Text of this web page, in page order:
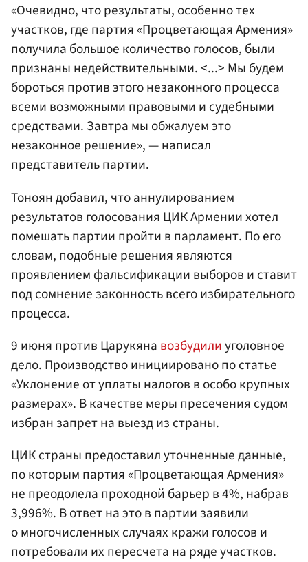
«Очевидно, что результаты, особенно тех
участков, где партия «Процветающая Армения»
получила большое количество голосов, были
признаны недействительными. <...> Мы будем
бороться против этого незаконного процесса
всеми возможными правовыми и судебными
средствами. Завтра мы обжалуем это
незаконное решение», — написал
представитель партии.
Тоноян добавил, что аннулированием
результатов голосования ЦИК Армении хотел
помешать партии пройти в парламент. По его
словам, подобные решения являются
проявлением фальсификации выборов и ставит
под сомнение законность всего избирательного
процесса.
9 июня против Царукянавозбудилиуголовное
дело. Производство инициировано по статье
«Уклонение от уплаты налогов в особо крупных
размерах». В качестве меры пресечения судом
избран запрет на выезд из страны.
ЦИК страны предоставил уточненные данные,
по которым партия «Процветающая Армения»
не преодолела проходной барьер в 4%, набрав
3,996%. В ответ на это в партии заявили
о многочисленных случаях кражи голосов и
потребовали их пересчета на ряде участков.